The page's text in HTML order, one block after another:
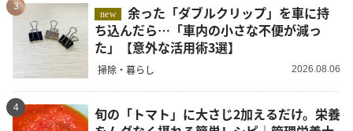
3
new
余った「ダブルクリップ」を車に持
ち込んだら…「車内の小さな不便が減っ
た」【意外な活用術3選】
掃除・暮らし 2026.08.06
4
旬の「トマト」に大さじ2加えるだけ。栄養